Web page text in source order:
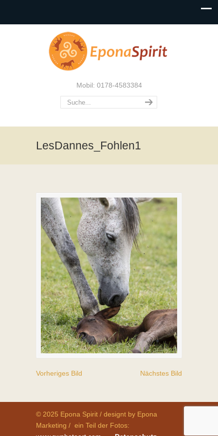
Mobil: 0178-4583384
LesDannes_Fohlen1
Vorheriges Bild Nächstes Bild
© 2025 Epona Spirit / designt by Epona
Marketing / ein Teil der Fotos: